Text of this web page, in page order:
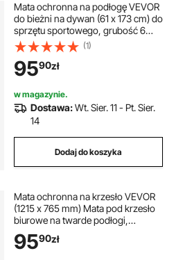
Mata ochronna na podłogę VEVOR
do bieżni na dywan (61 x 173 cm) do
sprzętu sportowego, grubość 6
mm, mata do ćwiczeń na orbitreku
na podłodze z twardego drewna,
ochraniacz podłogi z PVC o
wysokiej gęstości
(1)
9590zł
w magazynie.
Dostawa:Wt. Sier. 11 - Pt. Sier.
14
Dodaj do koszyka
Mata ochronna na krzesło VEVOR
(1215 x 765 mm) Mata pod krzesło
biurowe na twarde podłogi,
wykładzina z tworzywa PVC pod
krzesło dla osób poruszających się
9590zł